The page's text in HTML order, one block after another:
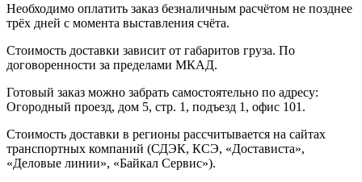
Необходимо оплатить заказ безналичным расчётом не позднее
трёх дней с момента выставления счёта.
Стоимость доставки зависит от габаритов груза. По
договоренности за пределами МКАД.
Готовый заказ можно забрать самостоятельно по адресу:
Огородный проезд, дом 5, стр. 1, подъезд 1, офис 101.
Стоимость доставки в регионы рассчитывается на сайтах
транспортных компаний (СДЭК, КСЭ, «Достависта»,
«Деловые линии», «Байкал Сервис»).